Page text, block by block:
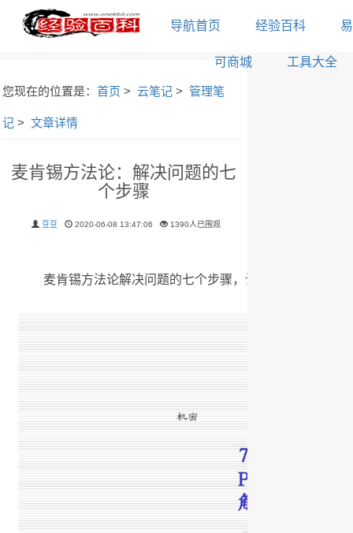
导航首页 经验百科 易
可商城 工具大全
您现在的位置是：首页 >云笔记 >管理笔
记 >文章详情
麦肯锡方法论：解决问题的七
个步骤
豆豆 2020-06-08 13:47:06 1390人已围观
麦肯锡方法论解决问题的七个步骤，让你在工作中青铜